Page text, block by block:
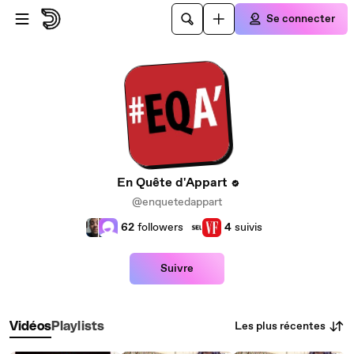
Passer au contenu principal
Se connecter
En Quête d'Appart
@enquetedappart
62 followers 4 suivis
Suivre
VidéosPlaylists Les plus récentes